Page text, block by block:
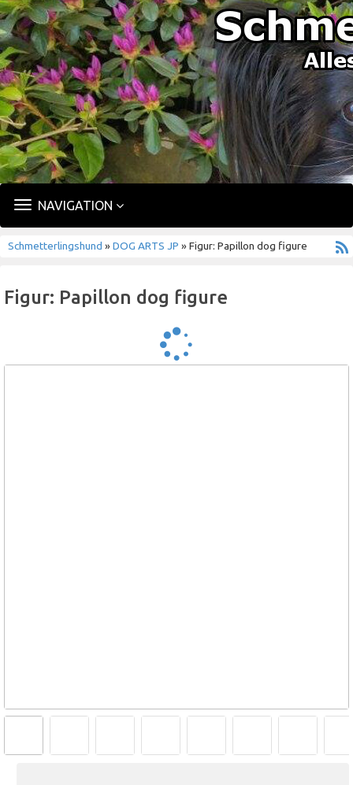
TOGGLE
NAVIGATION
Schmetterlingshund »DOG ARTS JP » Figur: Papillon dog figure
Figur: Papillon dog figure